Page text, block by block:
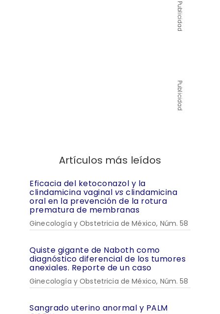
Publicidad
Publicidad
Artículos más leídos
Eficacia del ketoconazol y la
clindamicina vaginal vs clindamicina
oral en la prevención de la rotura
prematura de membranas
Ginecología y Obstetricia de México, Núm. 58
Quiste gigante de Naboth como
diagnóstico diferencial de los tumores
anexiales. Reporte de un caso
Ginecología y Obstetricia de México, Núm. 58
Sangrado uterino anormal y PALM